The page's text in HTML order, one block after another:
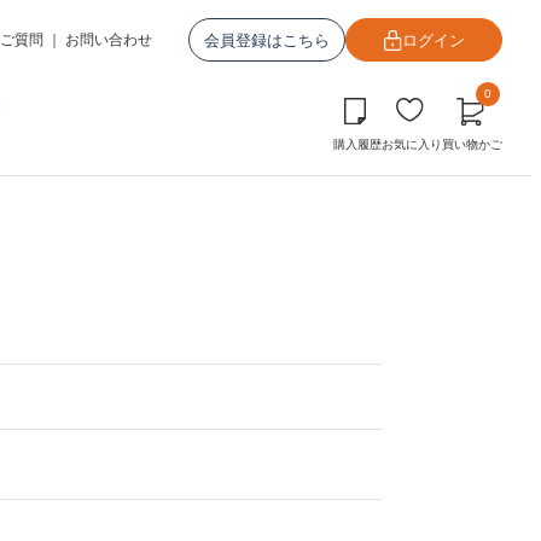
質問 お問い合わせ 会員登録はこちら ログイン
購入履歴お気に入り
0
買い物かご